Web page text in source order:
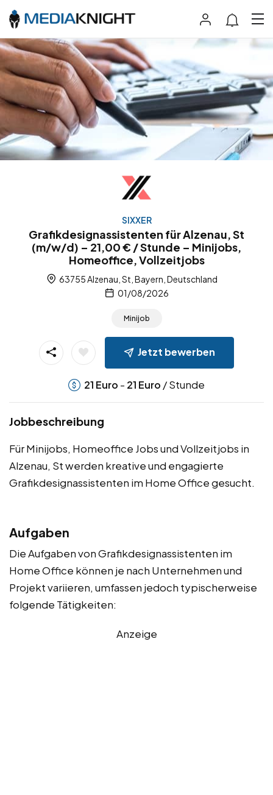
SIXXER
Grafikdesignassistenten für Alzenau, St
(m/w/d) – 21,00 € / Stunde – Minijobs,
Homeoffice, Vollzeitjobs
63755 Alzenau, St, Bayern, Deutschland
01/08/2026
Minijob
Jetzt bewerben
21 Euro - 21 Euro / Stunde
Jobbeschreibung
Für Minijobs, Homeoffice Jobs und Vollzeitjobs in
Alzenau, St werden kreative und engagierte
Grafikdesignassistenten im Home Office gesucht.
Aufgaben
Die Aufgaben von Grafikdesignassistenten im
Home Office können je nach Unternehmen und
Projekt variieren, umfassen jedoch typischerweise
folgende Tätigkeiten:
Anzeige